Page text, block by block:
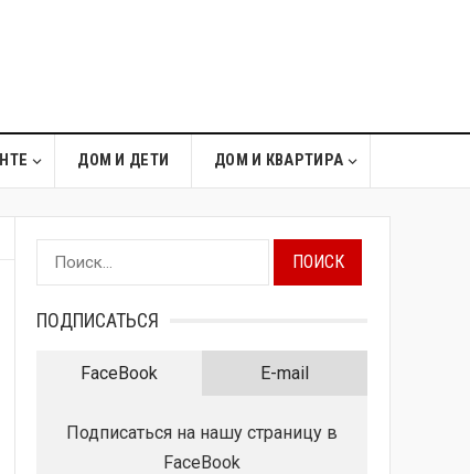
ДОМ И ДЕТИ ДОМ И КВАРТИРА
Найти:
ПОДПИСАТЬСЯ
FaceBook E-mail
Подписаться на нашу страницу в
FaceBook